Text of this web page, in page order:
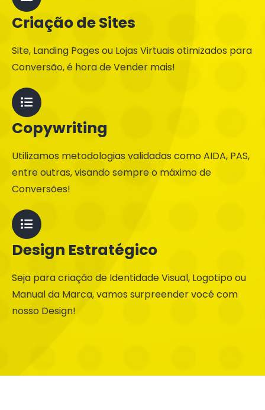
Criação de Sites
Site, Landing Pages ou Lojas Virtuais otimizados para
Conversão, é hora de Vender mais!
Copywriting
Utilizamos metodologias validadas como AIDA, PAS,
entre outras, visando sempre o máximo de
Conversões!
Design Estratégico
Seja para criação de Identidade Visual, Logotipo ou
Manual da Marca, vamos surpreender você com
nosso Design!